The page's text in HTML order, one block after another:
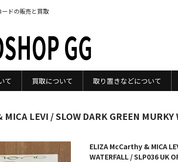
ドの販売と買取
GG
て 買取について 取り置きなどについて
LEVI / SLOW DARK GREEN MURKY
ELIZA McCarthy & MICA
WATERFALL / SLP036 UK